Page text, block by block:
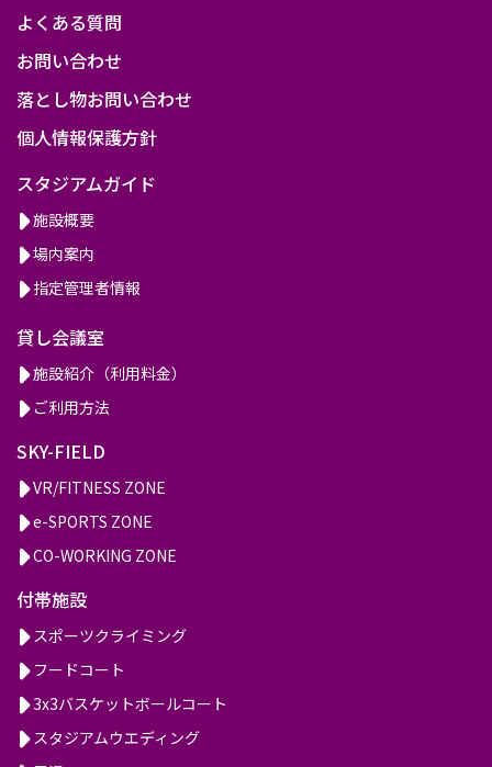
よくある質問
お問い合わせ
落とし物お問い合わせ
個人情報保護方針
スタジアムガイド
施設概要
場内案内
指定管理者情報
貸し会議室
施設紹介（利用料金）
ご利用方法
SKY-FIELD
VR/FITNESS ZONE
e-SPORTS ZONE
CO-WORKING ZONE
付帯施設
スポーツクライミング
フードコート
3x3バスケットボールコート
スタジアムウエディング